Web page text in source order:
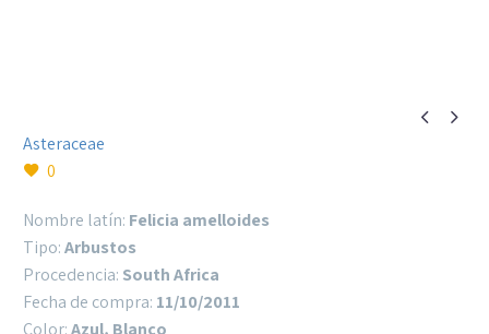
 
Asteraceae
0
Nombre latín: Felicia amelloides
Tipo:Arbustos
Procedencia: South Africa
Fecha de compra: 11/10/2011
Color:Azul, Blanco